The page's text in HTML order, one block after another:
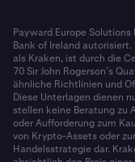
Payward Europe
Bank of Ireland
als Kraken, ist durch die
70 Sir John Rogerson’s
ähnliche Richtlinien und
Diese Unterlagen dienen
stellen keine Beratung zu
oder Aufforderung zum
von Krypto-Assets oder
Handelsstrategie dar.